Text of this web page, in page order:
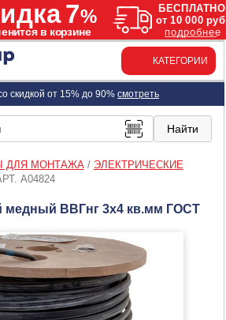
КАТЕГОРИИ
скидкой от 15% до 90% смотреть
ДЛЯ МОНТАЖА/ ЭЛЕКТРИЧЕСКИЕ
A04824
медный ВВГнг 3х4 кв.мм ГОСТ